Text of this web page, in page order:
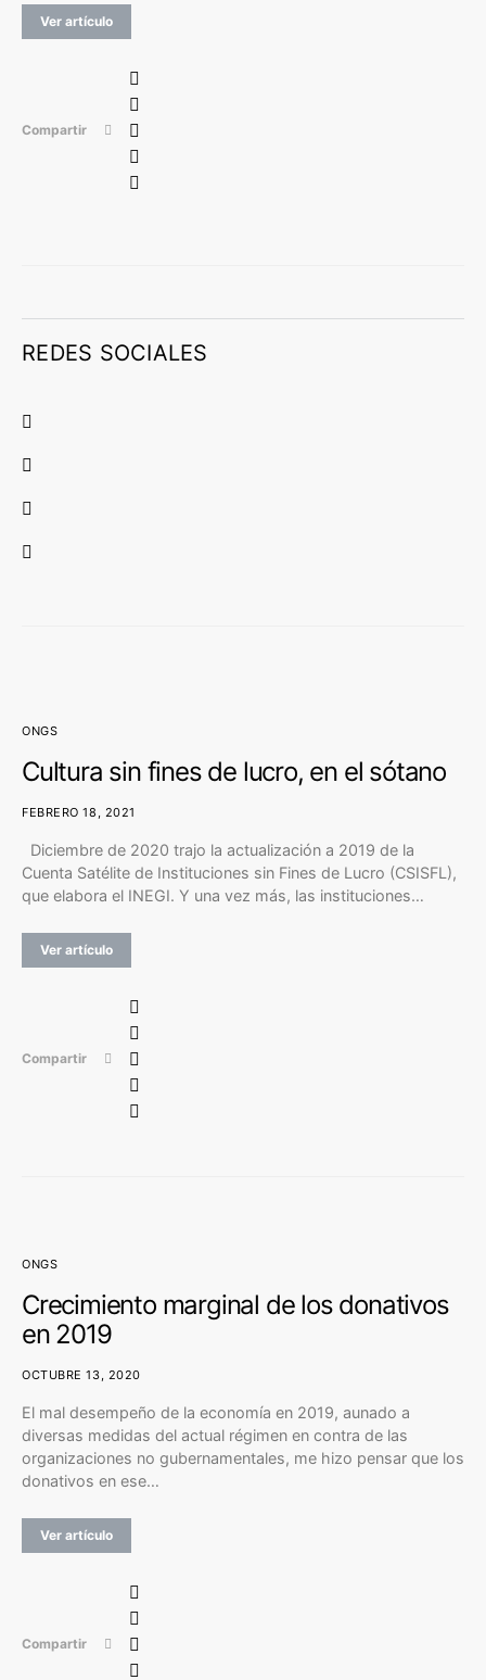
Ver artículo
Compartir
REDES SOCIALES
ONGS
Cultura sin fines de lucro, en el sótano
FEBRERO 18, 2021
Diciembre de 2020 trajo la actualización a 2019 de la
Cuenta Satélite de Instituciones sin Fines de Lucro (CSISFL),
que elabora el INEGI. Y una vez más, las instituciones…
Ver artículo
Compartir
ONGS
Crecimiento marginal de los donativos
en 2019
OCTUBRE 13, 2020
El mal desempeño de la economía en 2019, aunado a
diversas medidas del actual régimen en contra de las
organizaciones no gubernamentales, me hizo pensar que los
donativos en ese…
Ver artículo
Compartir